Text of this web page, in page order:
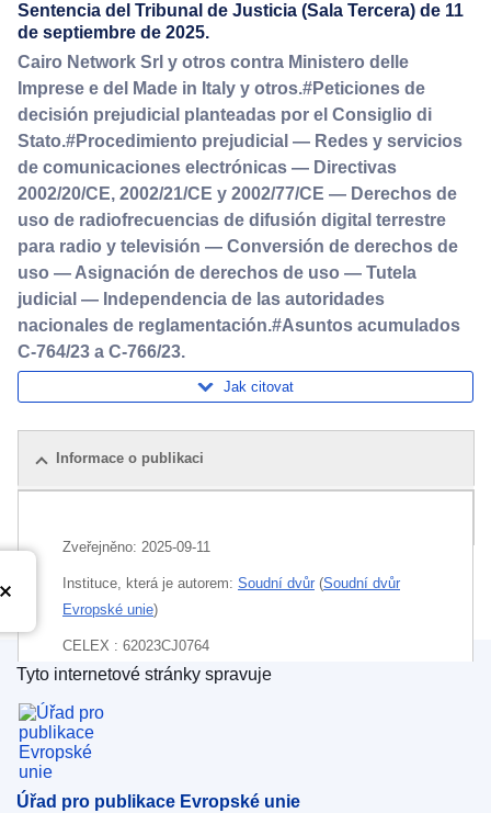
Sentencia del Tribunal de Justicia (Sala Tercera) de 11
de septiembre de 2025.
Cairo Network Srl y otros contra Ministero delle
Imprese e del Made in Italy y otros.#Peticiones de
decisión prejudicial planteadas por el Consiglio di
Stato.#Procedimiento prejudicial — Redes y servicios
de comunicaciones electrónicas — Directivas
2002/20/CE, 2002/21/CE y 2002/77/CE — Derechos de
uso de radiofrecuencias de difusión digital terrestre
para radio y televisión — Conversión de derechos de
uso — Asignación de derechos de uso — Tutela
judicial — Independencia de las autoridades
nacionales de reglamentación.#Asuntos acumulados
C-764/23 a C-766/23.
Jak citovat
Informace o publikaci
Zveřejněno: 2025-09-11
Instituce, která je autorem: Soudní dvůr (Soudní dvůr
Evropské unie)
CELEX : 62023CJ0764
ECLI : ECLI:EU:C:2025:691
Úřad pro publikace Evropské unie
Tyto internetové stránky spravuje
Úřad pro publikace Evropské unie